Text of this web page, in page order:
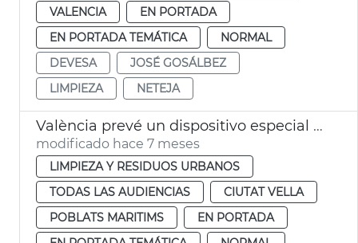
VALENCIA
EN PORTADA
EN PORTADA TEMÁTICA
NORMAL
DEVESA
JOSÉ GOSÁLBEZ
LIMPIEZA
NETEJA
València prevé un dispositivo especial limpia en Navidad
modificado hace 7 meses
LIMPIEZA Y RESIDUOS URBANOS
TODAS LAS AUDIENCIAS
CIUTAT VELLA
POBLATS MARITIMS
EN PORTADA